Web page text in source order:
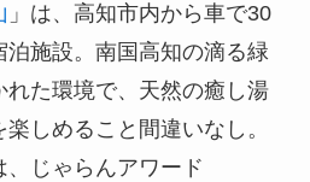
」は、高知市内から車で30
施設。南国高知の滴る緑
れた環境で、天然の癒し湯
しめること間違いなし。
じゃらんアワード